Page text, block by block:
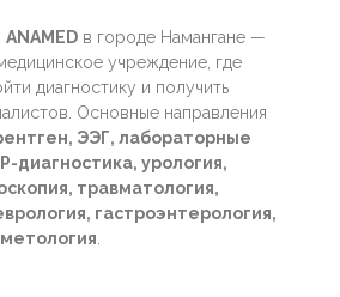
ANAMED в городе Намангане —
учреждение, где
диагностику и получить
Основные направления
ЭЭГ, лабораторные
диагностика, урология,
травматология,
гастроэнтерология,
.